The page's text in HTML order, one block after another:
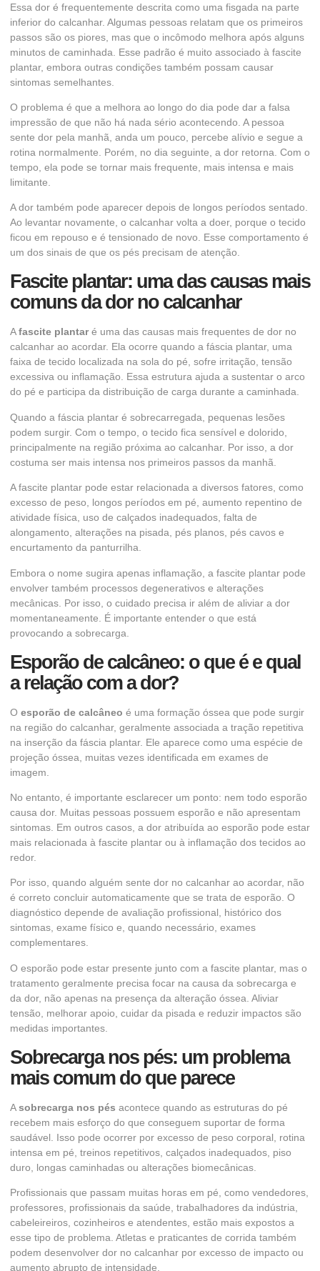
Essa dor é frequentemente descrita como uma fisgada na parte
inferior do calcanhar. Algumas pessoas relatam que os primeiros
passos são os piores, mas que o incômodo melhora após alguns
minutos de caminhada. Esse padrão é muito associado à fascite
plantar, embora outras condições também possam causar
sintomas semelhantes.
O problema é que a melhora ao longo do dia pode dar a falsa
impressão de que não há nada sério acontecendo. A pessoa
sente dor pela manhã, anda um pouco, percebe alívio e segue a
rotina normalmente. Porém, no dia seguinte, a dor retorna. Com o
tempo, ela pode se tornar mais frequente, mais intensa e mais
limitante.
A dor também pode aparecer depois de longos períodos sentado.
Ao levantar novamente, o calcanhar volta a doer, porque o tecido
ficou em repouso e é tensionado de novo. Esse comportamento é
um dos sinais de que os pés precisam de atenção.
Fascite plantar: uma das causas mais
comuns da dor no calcanhar
Afascite plantaré uma das causas mais frequentes de dor no
calcanhar ao acordar. Ela ocorre quando a fáscia plantar, uma
faixa de tecido localizada na sola do pé, sofre irritação, tensão
excessiva ou inflamação. Essa estrutura ajuda a sustentar o arco
do pé e participa da distribuição de carga durante a caminhada.
Quando a fáscia plantar é sobrecarregada, pequenas lesões
podem surgir. Com o tempo, o tecido fica sensível e dolorido,
principalmente na região próxima ao calcanhar. Por isso, a dor
costuma ser mais intensa nos primeiros passos da manhã.
A fascite plantar pode estar relacionada a diversos fatores, como
excesso de peso, longos períodos em pé, aumento repentino de
atividade física, uso de calçados inadequados, falta de
alongamento, alterações na pisada, pés planos, pés cavos e
encurtamento da panturrilha.
Embora o nome sugira apenas inflamação, a fascite plantar pode
envolver também processos degenerativos e alterações
mecânicas. Por isso, o cuidado precisa ir além de aliviar a dor
momentaneamente. É importante entender o que está
provocando a sobrecarga.
Esporão de calcâneo: o que é e qual
a relação com a dor?
O esporão de calcâneo é uma formação óssea que pode surgir
na região do calcanhar, geralmente associada a tração repetitiva
na inserção da fáscia plantar. Ele aparece como uma espécie de
projeção óssea, muitas vezes identificada em exames de
imagem.
No entanto, é importante esclarecer um ponto: nem todo esporão
causa dor. Muitas pessoas possuem esporão e não apresentam
sintomas. Em outros casos, a dor atribuída ao esporão pode estar
mais relacionada à fascite plantar ou à inflamação dos tecidos ao
redor.
Por isso, quando alguém sente dor no calcanhar ao acordar, não
é correto concluir automaticamente que se trata de esporão. O
diagnóstico depende de avaliação profissional, histórico dos
sintomas, exame físico e, quando necessário, exames
complementares.
O esporão pode estar presente junto com a fascite plantar, mas o
tratamento geralmente precisa focar na causa da sobrecarga e
da dor, não apenas na presença da alteração óssea. Aliviar
tensão, melhorar apoio, cuidar da pisada e reduzir impactos são
medidas importantes.
Sobrecarga nos pés: um problema
mais comum do que parece
Asobrecarga nos pés acontece quando as estruturas do pé
recebem mais esforço do que conseguem suportar de forma
saudável. Isso pode ocorrer por excesso de peso corporal, rotina
intensa em pé, treinos repetitivos, calçados inadequados, piso
duro, longas caminhadas ou alterações biomecânicas.
Profissionais que passam muitas horas em pé, como vendedores,
professores, profissionais da saúde, trabalhadores da indústria,
cabeleireiros, cozinheiros e atendentes, estão mais expostos a
esse tipo de problema. Atletas e praticantes de corrida também
podem desenvolver dor no calcanhar por excesso de impacto ou
aumento abrupto de intensidade.